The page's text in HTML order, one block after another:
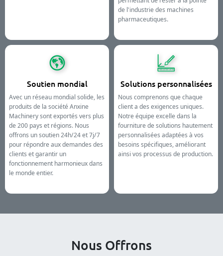
de l'industrie des machines
pharmaceutiques.
Soutien mondial
Avec un réseau mondial solide, les
produits de la société Anxine
Machinery sont exportés vers plus
de 200 pays et régions. Nous
offrons un soutien 24h/24 et 7j/7
pour répondre aux demandes des
clients et garantir un
fonctionnement harmonieux dans
le monde entier.
Solutions personnalisées
Nous comprenons que chaque
client a des exigences uniques.
Notre équipe excelle dans la
fourniture de solutions hautement
personnalisées adaptées à vos
besoins spécifiques, améliorant
ainsi vos processus de production.
Nous Offrons